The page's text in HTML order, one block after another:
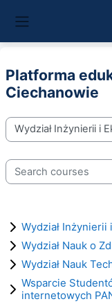
Platforma
Ciechanowie
Course categories
Search courses
Wydział Inżynierii
Wydział Nauk o
Wydział Nauk
Wsparcie
internetowych